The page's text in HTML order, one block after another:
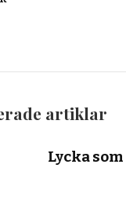
artiklar
Lycka